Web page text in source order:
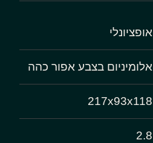
אופציונלי
אלומיניום בצבע אפור כהה
217x93x118
2.8